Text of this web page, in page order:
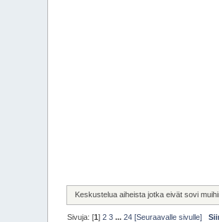
Keskustelua aiheista jotka eivät sovi
Sivuja: [1]2 3 ...24 [Seuraavalle sivulle]